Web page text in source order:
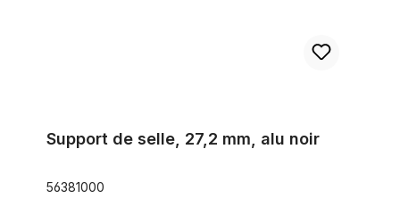
Support de selle, 27,2 mm, alu noir
56381000